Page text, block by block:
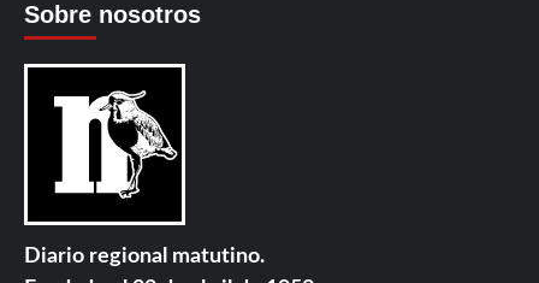
Sobre nosotros
Diario regional matutino.